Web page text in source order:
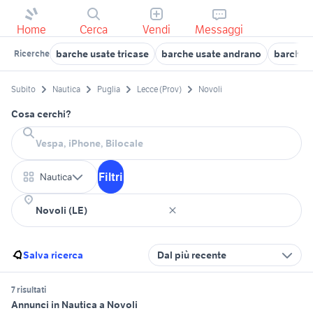
Home Cerca Vendi Messaggi
Ricerche barche usate tricase barche usate andrano barche
Subito Nautica Puglia Lecce (Prov) Novoli
Cosa cerchi?
Nautica Filtri
Salva ricerca Dal più recente
7 risultati
Annunci in Nautica a Novoli